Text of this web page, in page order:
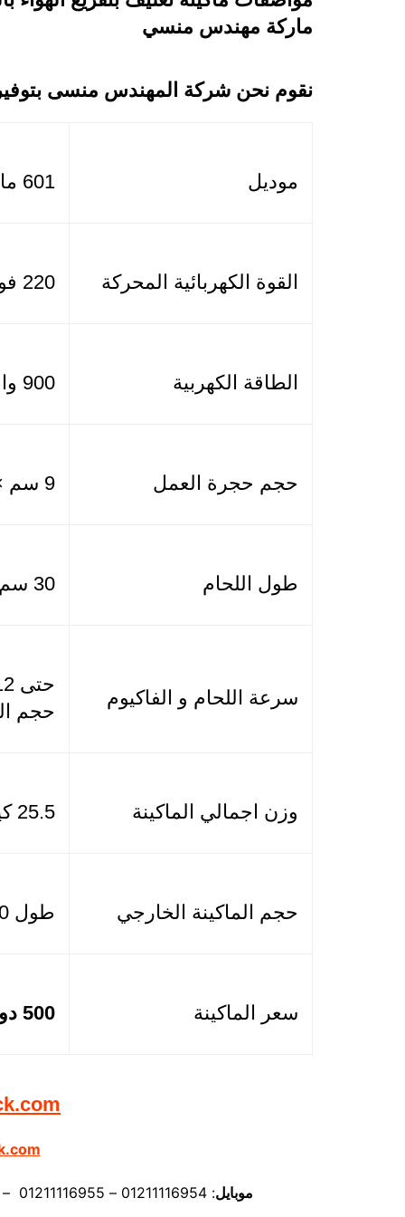
ماركة مهندس منسي
نقوم نحن شركة المهندس منسى بتوفير
موديل 601 ماركة مهندس منسي
القوة الكهربائية المحركة 220 فولت
الطاقة الكهربية 900 وات +800 واط لحام
حجم حجرة العمل 9 سم × 36 سم × 32 سم
طول اللحام 30 سم
سرعة اللحام و الفاكيوم
حجم
وزن اجمالي الماكينة 25.5 كيلو
حجم الماكينة الخارجي طول 60 سم × عرض 56 سم × ارتفاع 60 سم
سعر الماكينة 500 دولار
موبايل: 01211116954 – 01211116955 – 01211116956 – 01211116957 – 01211116958